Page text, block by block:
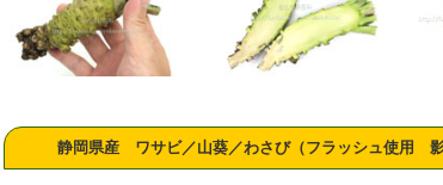
静岡県産 ワサビ／山葵／わさび（フラッシュ使用